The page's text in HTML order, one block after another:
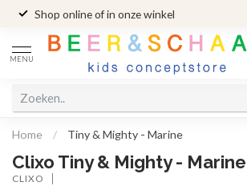
Shop online of in onze winkel
MENU
Home / Tiny & Mighty - Marine
Clixo Tiny & Mighty - Marine
CLIXO